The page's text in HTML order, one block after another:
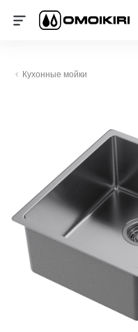
Кухонные мойки